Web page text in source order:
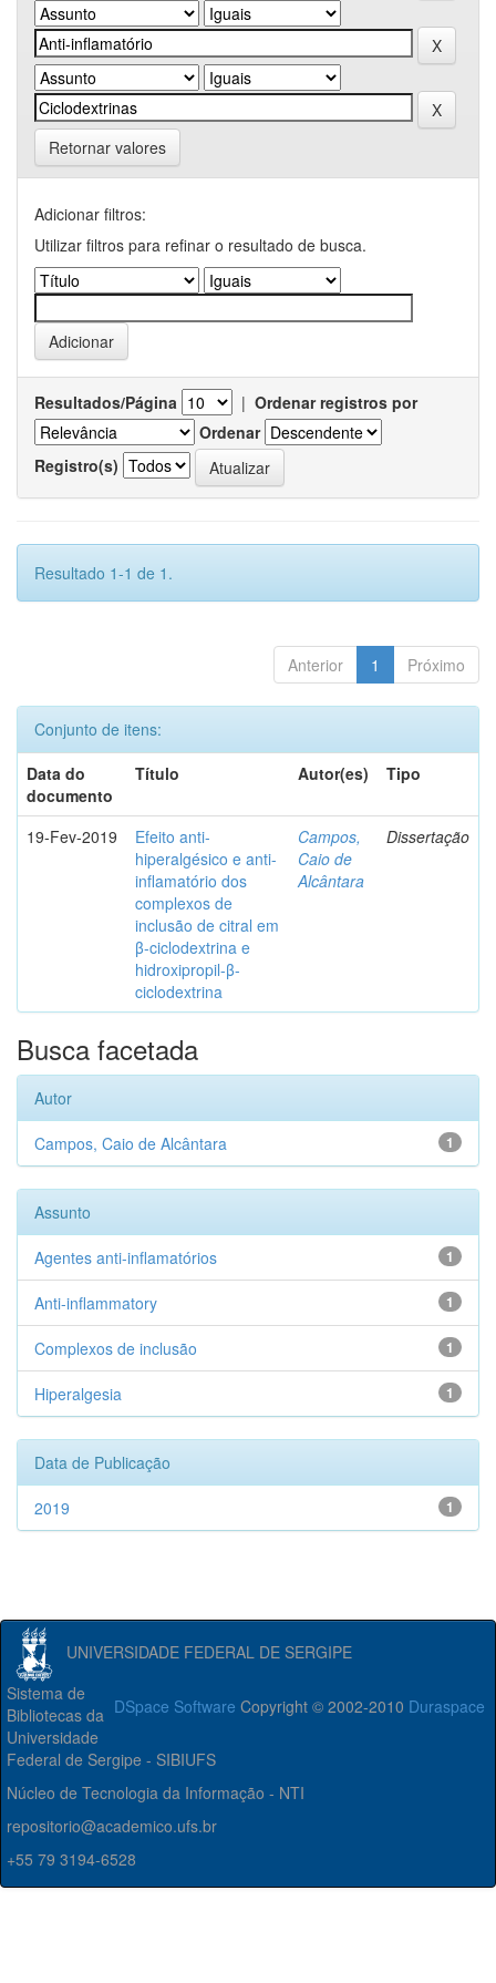
Retornar valores
Adicionar filtros:
Utilizar filtros para refinar o resultado de busca.
Resultados/Página | Ordenar registros por
Ordenar
Registro(s)
Resultado 1-1 de 1.
Anterior 1 Próximo
Conjunto de itens:
Data do
documento
Título Autor(es) Tipo
19-Fev-2019
Efeito anti-
hiperalgésico e anti-
inflamatório dos
complexos de
inclusão de citral em
β-ciclodextrina e
hidroxipropil-β-
ciclodextrina
Campos,
Caio de
Alcântara
Dissertação
Busca facetada
Autor
1
Campos, Caio de Alcântara
Assunto
1
Agentes anti-inflamatórios
1
Anti-inflammatory
1
Complexos de inclusão
1
Hiperalgesia
Data de Publicação
1
2019
UNIVERSIDADE FEDERAL DE SERGIPE
DSpace Software Copyright © 2002-2010 Duraspace
Sistema de
Bibliotecas da
Universidade
Federal de Sergipe - SIBIUFS
Núcleo de Tecnologia da Informação - NTI
repositorio@academico.ufs.br
+55 79 3194-6528